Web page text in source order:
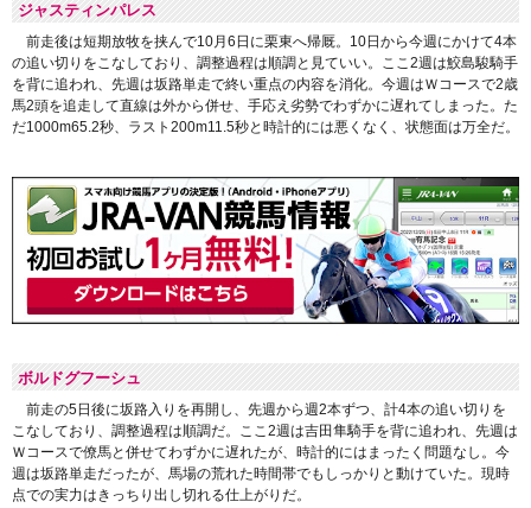
ジャスティンパレス
前走後は短期放牧を挟んで10月6日に栗東へ帰厩。10日から今週にかけて4本
の追い切りをこなしており、調整過程は順調と見ていい。ここ2週は鮫島駿騎手
を背に追われ、先週は坂路単走で終い重点の内容を消化。今週はＷコースで2歳
馬2頭を追走して直線は外から併せ、手応え劣勢でわずかに遅れてしまった。た
だ1000m65.2秒、ラスト200m11.5秒と時計的には悪くなく、状態面は万全だ。
ボルドグフーシュ
前走の5日後に坂路入りを再開し、先週から週2本ずつ、計4本の追い切りを
こなしており、調整過程は順調だ。ここ2週は吉田隼騎手を背に追われ、先週は
Ｗコースで僚馬と併せてわずかに遅れたが、時計的にはまったく問題なし。今
週は坂路単走だったが、馬場の荒れた時間帯でもしっかりと動けていた。現時
点での実力はきっちり出し切れる仕上がりだ。